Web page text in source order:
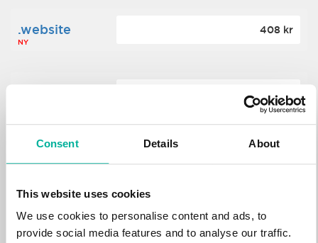
Consent Details About
This website uses cookies
We use cookies to personalise content and ads, to
provide social media features and to analyse our traffic.
.website
NY
408 kr
472 kr
.tech
NY
700 kr